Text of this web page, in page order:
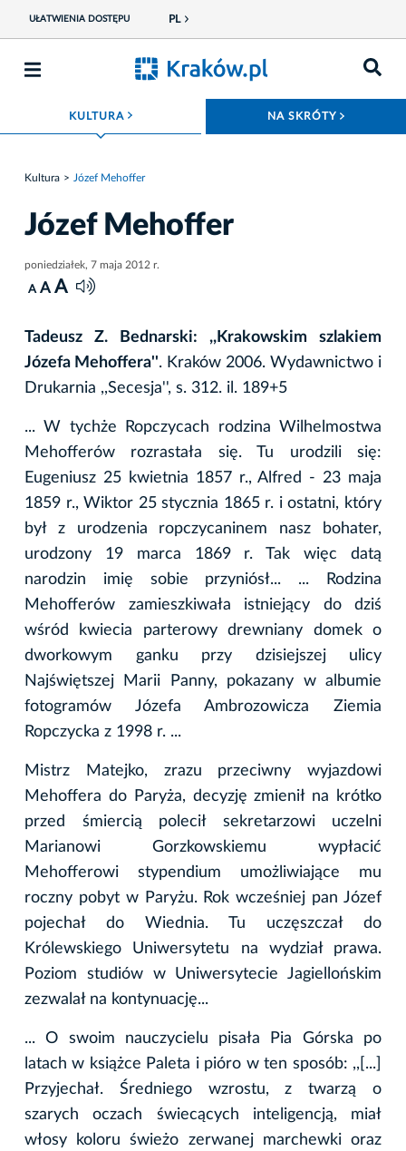
UŁATWIENIA DOSTĘPU PL
KULTURA ROZWIŃ MENU NA SKRÓTY
Kultura Józef Mehoffer
Józef Mehoffer
poniedziałek, 7 maja 2012 r.
A A A
Tadeusz Z. Bednarski: ,,Krakowskim szlakiem
Józefa Mehoffera''. Kraków 2006. Wydawnictwo i
Drukarnia ,,Secesja'', s. 312. il. 189+5
... W tychże Ropczycach rodzina Wilhelmostwa
Mehofferów rozrastała się. Tu urodzili się:
Eugeniusz 25 kwietnia 1857 r., Alfred - 23 maja
1859 r., Wiktor 25 stycznia 1865 r. i ostatni, który
był z urodzenia ropczycaninem nasz bohater,
urodzony 19 marca 1869 r. Tak więc datą
narodzin imię sobie przyniósł... ... Rodzina
Mehofferów zamieszkiwała istniejący do dziś
wśród kwiecia parterowy drewniany domek o
dworkowym ganku przy dzisiejszej ulicy
Najświętszej Marii Panny, pokazany w albumie
fotogramów Józefa Ambrozowicza Ziemia
Ropczycka z 1998 r. ...
Mistrz Matejko, zrazu przeciwny wyjazdowi
Mehoffera do Paryża, decyzję zmienił na krótko
przed śmiercią polecił sekretarzowi uczelni
Marianowi Gorzkowskiemu wypłacić
Mehofferowi stypendium umożliwiające mu
roczny pobyt w Paryżu. Rok wcześniej pan Józef
pojechał do Wiednia. Tu uczęszczał do
Królewskiego Uniwersytetu na wydział prawa.
Poziom studiów w Uniwersytecie Jagiellońskim
zezwalał na kontynuację...
... O swoim nauczycielu pisała Pia Górska po
latach w książce Paleta i pióro w ten sposób: ,,[...]
Przyjechał. Średniego wzrostu, z twarzą o
szarych oczach świecących inteligencją, miał
włosy koloru świeżo zerwanej marchewki oraz